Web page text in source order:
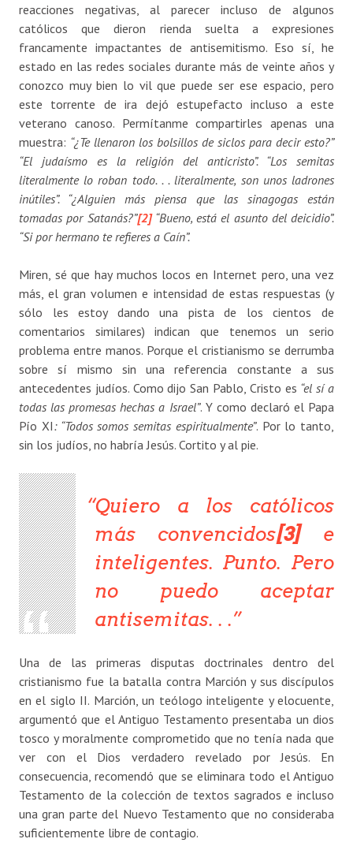
reacciones negativas, al parecer incluso de algunos
católicos que dieron rienda suelta a expresiones
francamente impactantes de antisemitismo. Eso sí, he
estado en las redes sociales durante más de veinte años y
conozco muy bien lo vil que puede ser ese espacio, pero
este torrente de ira dejó estupefacto incluso a este
veterano canoso. Permítanme compartirles apenas una
muestra: “¿Te llenaron los bolsillos de siclos para decir esto?”
“El judaísmo es la religión del anticristo”. “Los semitas
literalmente lo roban todo. . . literalmente, son unos ladrones
inútiles”. “¿Alguien más piensa que las sinagogas están
tomadas por Satanás?”[2]“Bueno, está el asunto del deicidio”.
“Si por hermano te refieres a Caín”.
Miren, sé que hay muchos locos en Internet pero, una vez
más, el gran volumen e intensidad de estas respuestas (y
sólo les estoy dando una pista de los cientos de
comentarios similares) indican que tenemos un serio
problema entre manos. Porque el cristianismo se derrumba
sobre sí mismo sin una referencia constante a sus
antecedentes judíos. Como dijo San Pablo, Cristo es “el sí a
todas las promesas hechas a Israel”. Y como declaró el Papa
Pío XI: “Todos somos semitas espiritualmente”. Por lo tanto,
sin los judíos, no habría Jesús. Cortito y al pie.
Quiero a los católicos
más convencidos[3]e
inteligentes. Punto. Pero
no puedo aceptar
antisemitas. . .
Una de las primeras disputas doctrinales dentro del
cristianismo fue la batalla contra Marción y sus discípulos
en el siglo II. Marción, un teólogo inteligente y elocuente,
argumentó que el Antiguo Testamento presentaba un dios
tosco y moralmente comprometido que no tenía nada que
ver con el Dios verdadero revelado por Jesús. En
consecuencia, recomendó que se eliminara todo el Antiguo
Testamento de la colección de textos sagrados e incluso
una gran parte del Nuevo Testamento que no consideraba
suficientemente libre de contagio.